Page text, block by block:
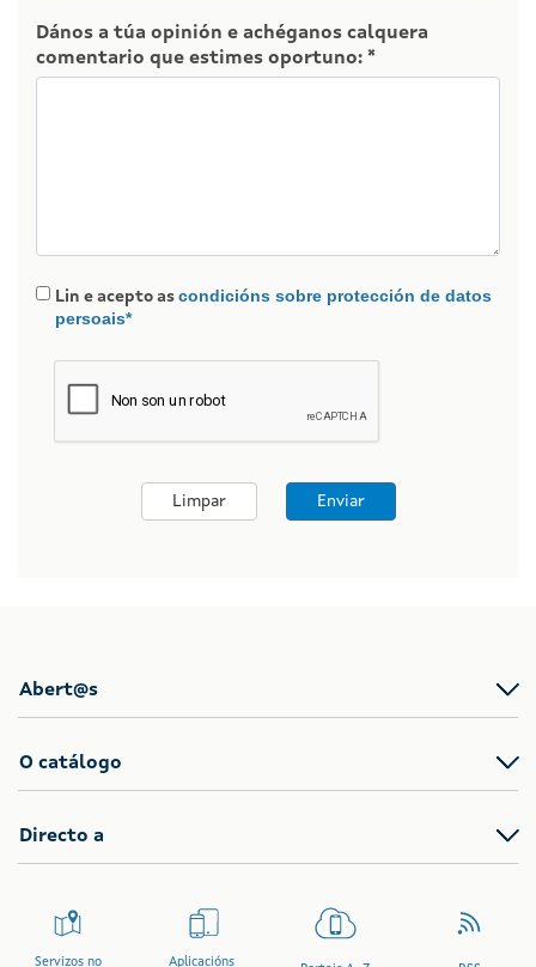
Dános a túa opinión e achéganos calquera
comentario que estimes oportuno: *
Lin e acepto ascondicións sobre protección de datos
persoais*
Limpar Enviar
Abert@s
O catálogo
Directo a
Servizos no Aplicacións